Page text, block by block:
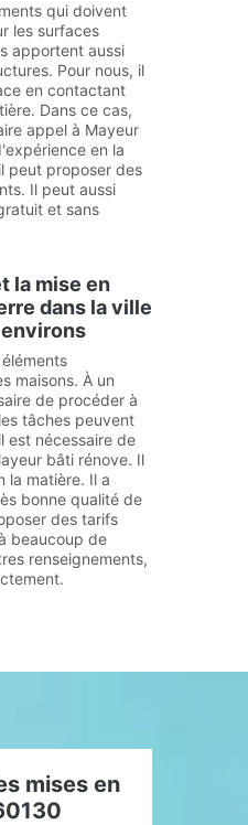
qui doivent
les surfaces
apportent aussi
Pour nous, il
en contactant
Dans ce cas,
appel à Mayeur
en la
peut proposer des
Il peut aussi
et sans
la mise en
dans la ville
maisons. À un
de procéder à
tâches peuvent
est nécessaire de
bâti rénove. Il
la matière. Il a
bonne qualité de
des tarifs
beaucoup de
renseignements,
mises en